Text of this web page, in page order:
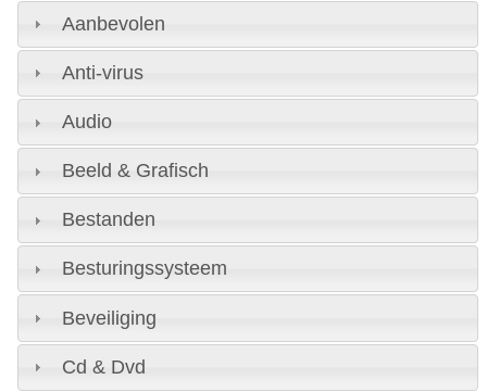
Aanbevolen
Anti-virus
Audio
Beeld & Grafisch
Bestanden
Besturingssysteem
Beveiliging
Cd & Dvd